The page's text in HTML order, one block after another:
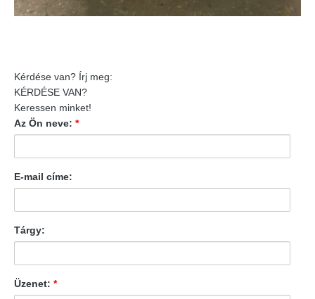
Kérdése van? Írj meg:
KÉRDÉSE VAN?
Keressen minket!
Az Ön neve: *
E-mail címe:
Tárgy:
Üzenet: *